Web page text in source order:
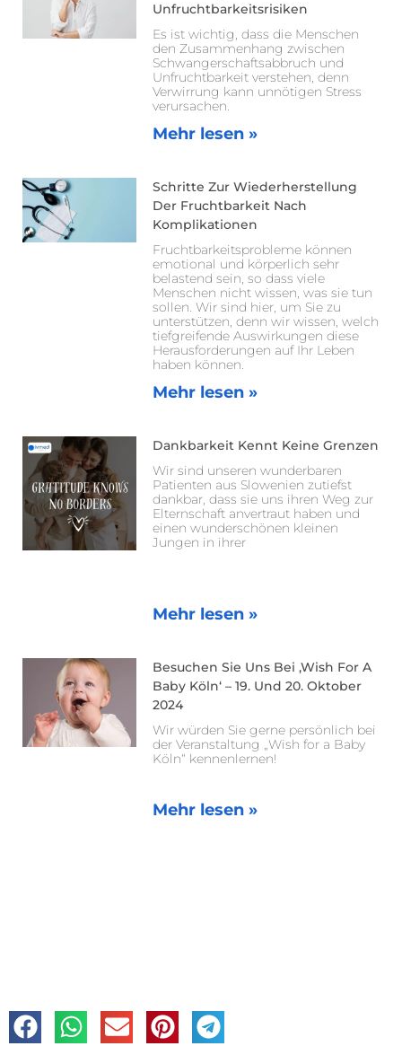
Unfruchtbarkeitsrisiken
Es ist wichtig, dass die Menschen
den Zusammenhang zwischen
Schwangerschaftsabbruch und
Unfruchtbarkeit verstehen, denn
Verwirrung kann unnötigen Stress
verursachen.
Mehr lesen »
Schritte Zur Wiederherstellung
Der Fruchtbarkeit Nach
Komplikationen
Fruchtbarkeitsprobleme können
emotional und körperlich sehr
belastend sein, so dass viele
Menschen nicht wissen, was sie tun
sollen. Wir sind hier, um Sie zu
unterstützen, denn wir wissen, welch
tiefgreifende Auswirkungen diese
Herausforderungen auf Ihr Leben
haben können.
Mehr lesen »
Dankbarkeit Kennt Keine Grenzen
Wir sind unseren wunderbaren
Patienten aus Slowenien zutiefst
dankbar, dass sie uns ihren Weg zur
Elternschaft anvertraut haben und
einen wunderschönen kleinen
Jungen in ihrer
Mehr lesen »
Besuchen Sie Uns Bei ‚Wish For A
Baby Köln‘ – 19. Und 20. Oktober
2024
Wir würden Sie gerne persönlich bei
der Veranstaltung „Wish for a Baby
Köln“ kennenlernen!
Mehr lesen »